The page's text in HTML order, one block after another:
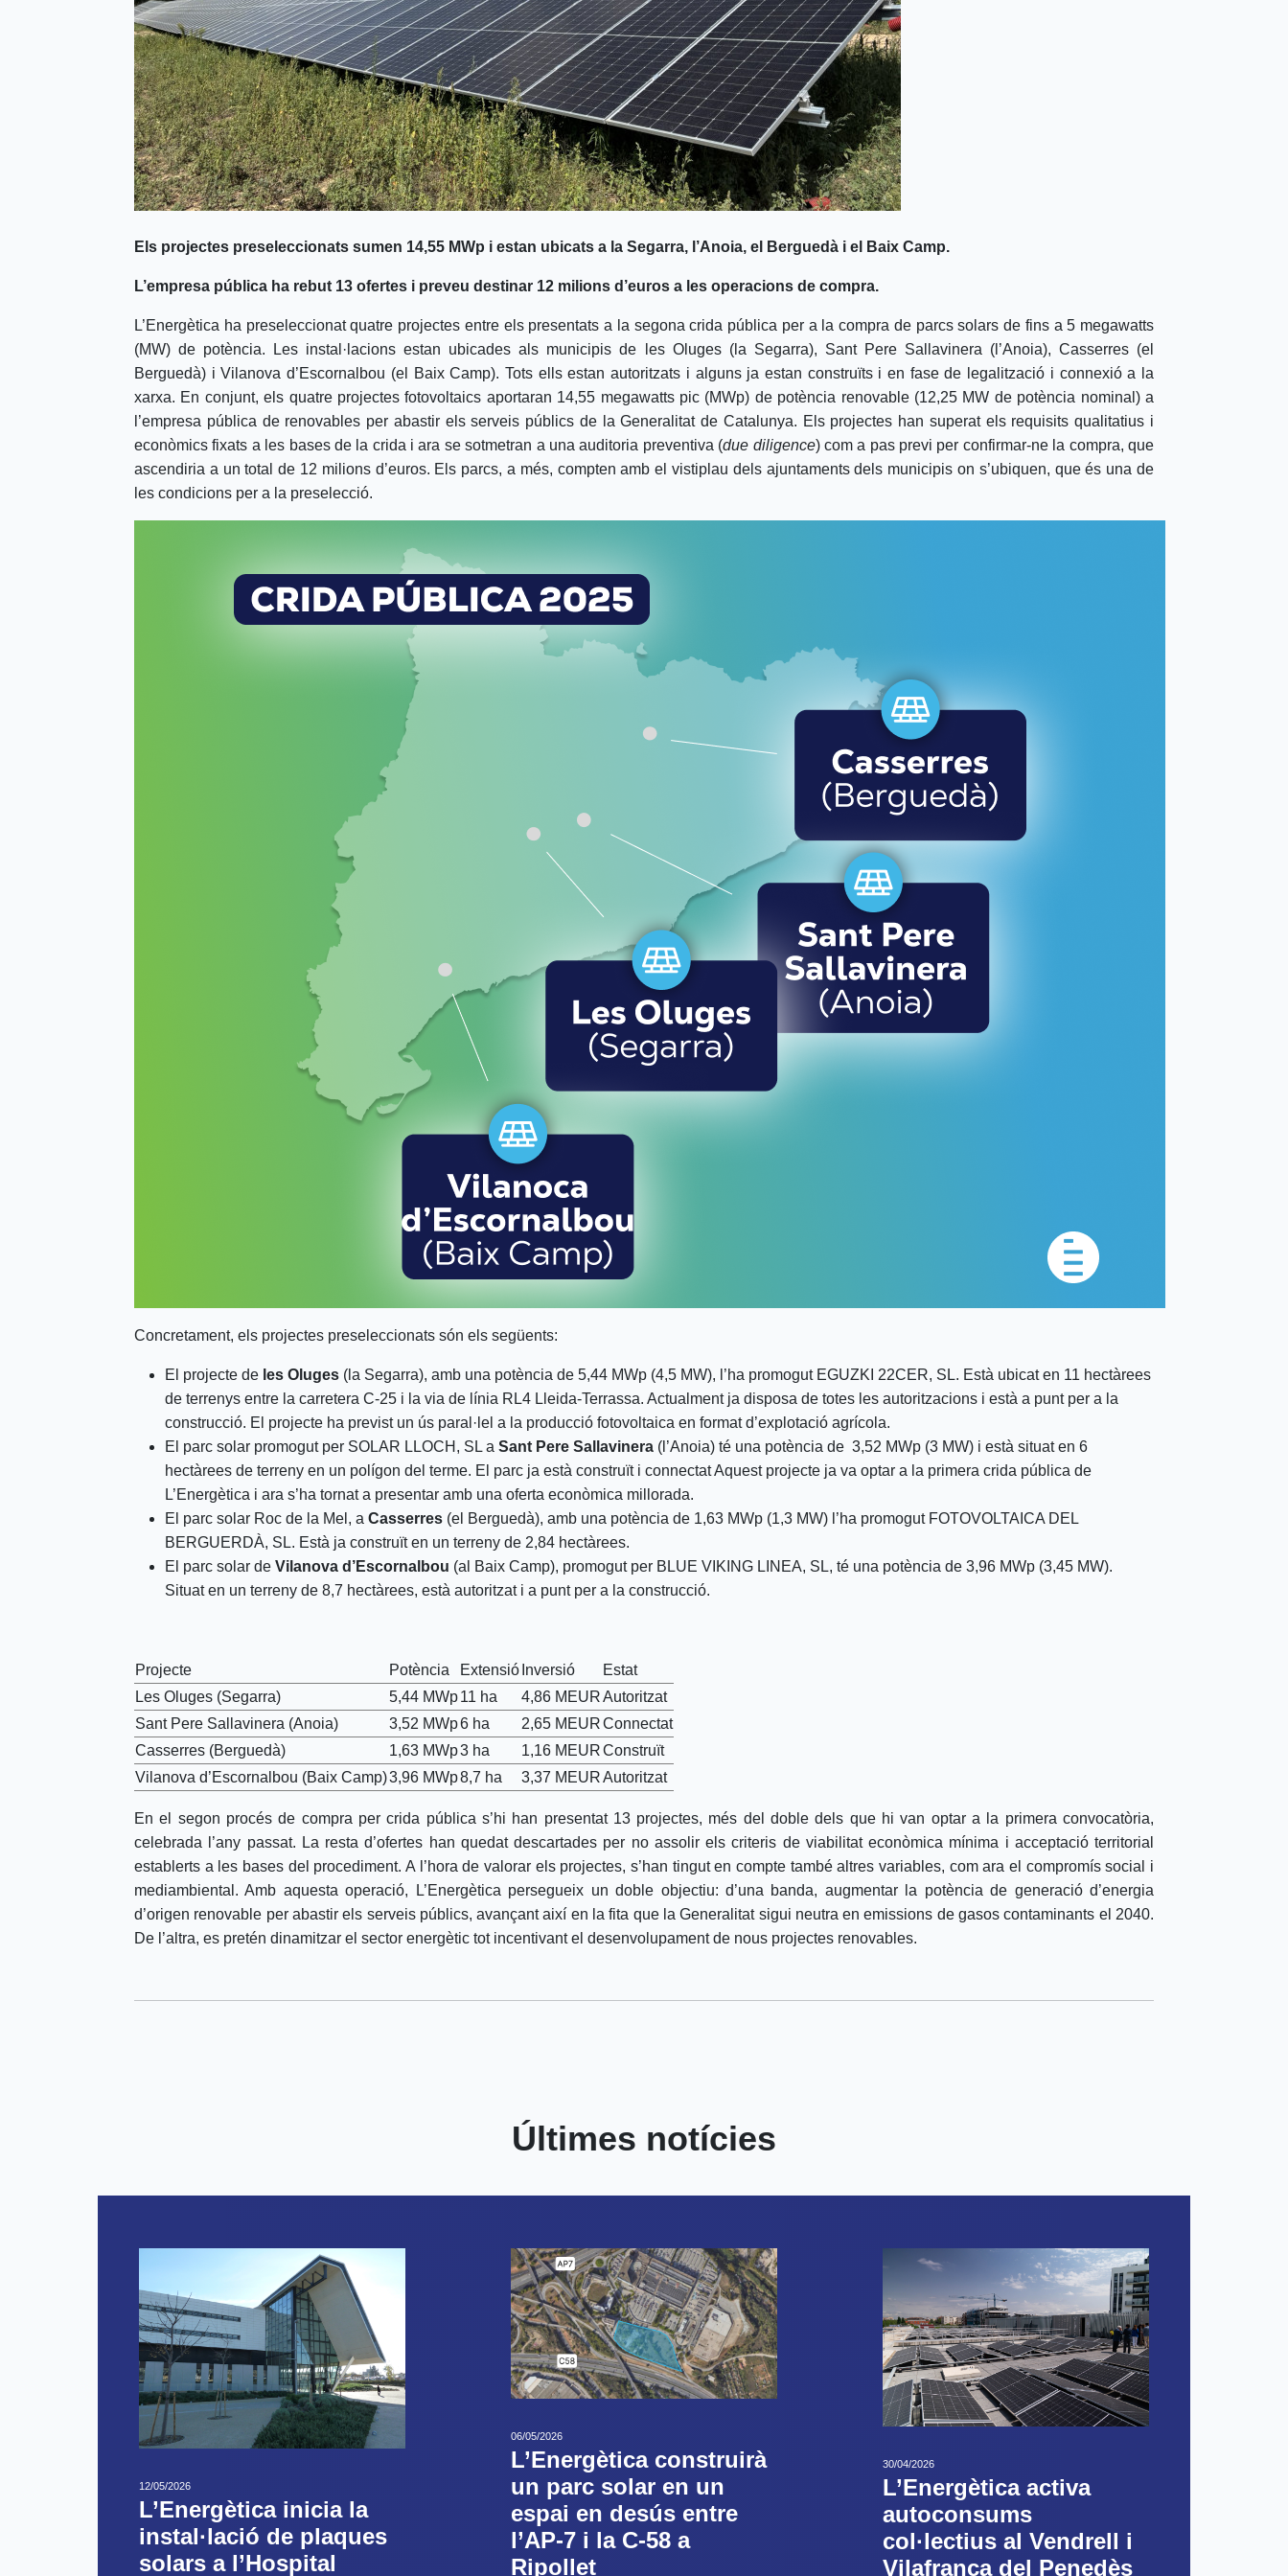
Els projectes preseleccionats sumen 14,55 MWp i estan ubicats a la Segarra, l’Anoia, el Berguedà i el Baix Camp.
L’empresa pública ha rebut 13 ofertes i preveu destinar 12 milions d’euros a les operacions de compra.
L’Energètica ha preseleccionat quatre projectes entre els presentats a la segona crida pública per a la compra de parcs solars de fins a 5 megawatts
(MW) de potència. Les instal·lacions estan ubicades als municipis de les Oluges (la Segarra), Sant Pere Sallavinera (l’Anoia), Casserres (el
Berguedà) i Vilanova d’Escornalbou (el Baix Camp). Tots ells estan autoritzats i alguns ja estan construïts i en fase de legalització i connexió a la
xarxa. En conjunt, els quatre projectes fotovoltaics aportaran 14,55 megawatts pic (MWp) de potència renovable (12,25 MW de potència nominal) a
l’empresa pública de renovables per abastir els serveis públics de la Generalitat de Catalunya. Els projectes han superat els requisits qualitatius i
econòmics fixats a les bases de la crida i ara se sotmetran a una auditoria preventiva (due diligence) com a pas previ per confirmar-ne la compra, que
ascendiria a un total de 12 milions d’euros. Els parcs, a més, compten amb el vistiplau dels ajuntaments dels municipis on s’ubiquen, que és una de
les condicions per a la preselecció.
Concretament, els projectes preseleccionats són els següents:
El projecte de les Oluges (la Segarra), amb una potència de 5,44 MWp (4,5 MW), l’ha promogut EGUZKI 22CER, SL. Està ubicat en 11 hectàrees
de terrenys entre la carretera C-25 i la via de línia RL4 Lleida-Terrassa. Actualment ja disposa de totes les autoritzacions i està a punt per a la
construcció. El projecte ha previst un ús paral·lel a la producció fotovoltaica en format d’explotació agrícola.
El parc solar promogut per SOLAR LLOCH, SL a Sant Pere Sallavinera (l’Anoia) té una potència de 3,52 MWp (3 MW) i està situat en 6
hectàrees de terreny en un polígon del terme. El parc ja està construït i connectat Aquest projecte ja va optar a la primera crida pública de
L’Energètica i ara s’ha tornat a presentar amb una oferta econòmica millorada.
El parc solar Roc de la Mel, a Casserres (el Berguedà), amb una potència de 1,63 MWp (1,3 MW) l’ha promogut FOTOVOLTAICA DEL
BERGUERDÀ, SL. Està ja construït en un terreny de 2,84 hectàrees.
El parc solar de Vilanova d’Escornalbou (al Baix Camp), promogut per BLUE VIKING LINEA, SL, té una potència de 3,96 MWp (3,45 MW).
Situat en un terreny de 8,7 hectàrees, està autoritzat i a punt per a la construcció.
Projecte Potència Extensió Inversió
Estat
Les Oluges (Segarra)
5,44 MWp11 ha 4,86 MEURAutoritzat
Sant Pere Sallavinera (Anoia)
3,52 MWp6 ha 2,65 MEURConnectat
Casserres (Berguedà)
1,63 MWp3 ha 1,16 MEURConstruït
Vilanova d’Escornalbou (Baix Camp)3,96 MWp8,7 ha 3,37 MEURAutoritzat
En el segon procés de compra per crida pública s’hi han presentat 13 projectes, més del doble dels que hi van optar a la primera convocatòria,
celebrada l’any passat. La resta d’ofertes han quedat descartades per no assolir els criteris de viabilitat econòmica mínima i acceptació territorial
establerts a les bases del procediment. A l’hora de valorar els projectes, s’han tingut en compte també altres variables, com ara el compromís social i
mediambiental. Amb aquesta operació, L’Energètica persegueix un doble objectiu: d’una banda, augmentar la potència de generació d’energia
d’origen renovable per abastir els serveis públics, avançant així en la fita que la Generalitat sigui neutra en emissions de gasos contaminants el 2040.
De l’altra, es pretén dinamitzar el sector energètic tot incentivant el desenvolupament de nous projectes renovables.
Últimes notícies
12/05/2026
L’Energètica inicia la
instal·lació de plaques
solars a l’Hospital
06/05/2026
L’Energètica construirà
un parc solar en un
espai en desús entre
l’AP-7 i la C-58 a
Ripollet
30/04/2026
L’Energètica activa
autoconsums
col·lectius al Vendrell i
Vilafranca del Penedès